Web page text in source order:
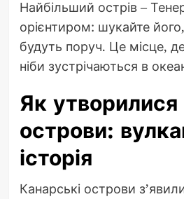
Найбільший острів –
орієнтиром: шукайте
будуть поруч. Це місце,
ніби зустрічаються в
Як утворилися
острови:
історія
Канарські острови